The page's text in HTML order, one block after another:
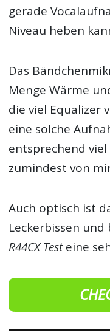
gerade
Niveau heben
Das
Menge Wärme
die viel Equalizer
eine solche
entsprechend
zumindest von
Auch optisch ist
Leckerbissen
R44CX Testeine